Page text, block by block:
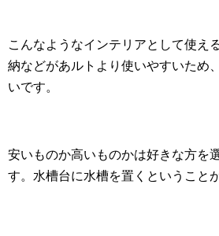
こんなようなインテリアとして使え
納などがあルトより使いやすいため
いです。
安いものか高いものかは好きな方を
す。水槽台に水槽を置くということ